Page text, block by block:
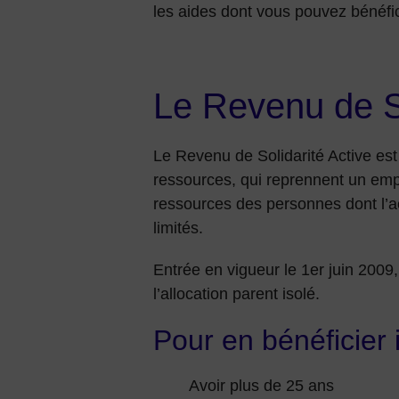
les aides dont vous pouvez
Le Revenu de
Le Revenu de Solidarité Active
ressources, qui reprennent un
ressources des personnes dont
limités.
Entrée en vigueur le 1er juin
l’allocation parent isolé.
Pour en bénéficier
Avoir plus de 25 ans